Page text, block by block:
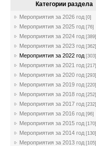
Категории раздела
Мероприятия за 2026 год [0]
Мероприятия за 2025 год [76]
Мероприятия за 2024 год [389]
Мероприятия за 2023 год [362]
Мероприятия за 2022 год [303]
Мероприятия за 2021 год [217]
Мероприятия за 2020 год [293]
Мероприятия за 2019 год [220]
Мероприятия за 2018 год [252]
Мероприятия за 2017 год [232]
Мероприятия за 2016 год [96]
Мероприятия за 2015 год [170]
Мероприятия за 2014 год [130]
Мероприятия за 2013 год [105]